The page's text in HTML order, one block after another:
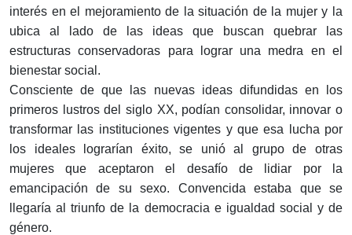
interés en el mejoramiento de la situación de la mujer y la
ubica al lado de las ideas que buscan quebrar las
estructuras conservadoras para lograr una medra en el
bienestar social.
Consciente de que las nuevas ideas difundidas en los
primeros lustros del siglo XX, podían consolidar, innovar o
transformar las instituciones vigentes y que esa lucha por
los ideales lograrían éxito, se unió al grupo de otras
mujeres que aceptaron el desafío de lidiar por la
emancipación de su sexo. Convencida estaba que se
llegaría al triunfo de la democracia e igualdad social y de
género.